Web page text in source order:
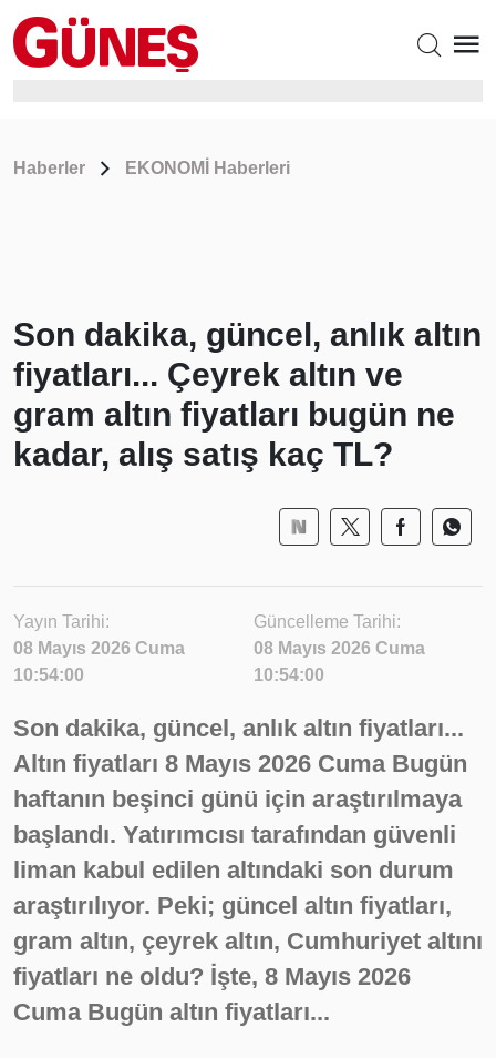
Haberler EKONOMİ Haberleri
Son dakika, güncel, anlık altın
fiyatları... Çeyrek altın ve
gram altın fiyatları bugün ne
kadar, alış satış kaç TL?
Yayın Tarihi:
08 Mayıs 2026 Cuma
10:54:00
Güncelleme Tarihi:
08 Mayıs 2026 Cuma
10:54:00
Son dakika, güncel, anlık altın fiyatları...
Altın fiyatları 8 Mayıs 2026 Cuma Bugün
haftanın beşinci günü için araştırılmaya
başlandı. Yatırımcısı tarafından güvenli
liman kabul edilen altındaki son durum
araştırılıyor. Peki; güncel altın fiyatları,
gram altın, çeyrek altın, Cumhuriyet altını
fiyatları ne oldu? İşte, 8 Mayıs 2026
Cuma Bugün altın fiyatları...